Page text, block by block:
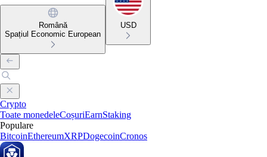
Română
Spațiul Economic European
USD
Crypto
Toate monedeleCoșuriEarnStaking
Populare
BitcoinEthereumXRPDogecoinCronos